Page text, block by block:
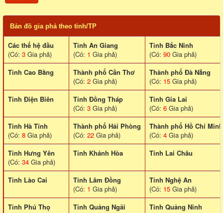
Bản đồ gia phả theo tỉnh/TP
Các thế hệ đầu
(Có: 3 Gia phả)
Tỉnh An Giang
(Có: 1 Gia phả)
Tỉnh Bắc Ninh
(Có: 90 Gia phả)
Tỉnh Cao Bằng
Thành phố Cần Thơ
(Có: 2 Gia phả)
Thành phố Đà Nẵng
(Có: 15 Gia phả)
Tỉnh Điện Biên
Tỉnh Đồng Tháp
(Có: 3 Gia phả)
Tỉnh Gia Lai
(Có: 6 Gia phả)
Tỉnh Hà Tĩnh
(Có: 8 Gia phả)
Thành phố Hải Phòng
(Có: 22 Gia phả)
Thành phố Hồ Chí Minh
(Có: 4 Gia phả)
Tỉnh Hưng Yên
(Có: 34 Gia phả)
Tỉnh Khánh Hòa Tinh Lai Châu
Tỉnh Lào Cai
Tỉnh Lâm Đồng
(Có: 1 Gia phả)
Tỉnh Nghệ An
(Có: 15 Gia phả)
Tỉnh Phú Thọ
Tỉnh Quảng Ngãi
Tỉnh Quảng Ninh